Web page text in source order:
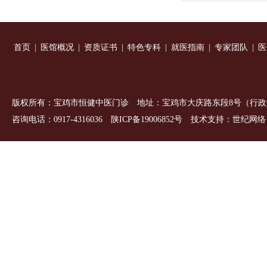
首页 医馆概况 资质证书 特色专科 就医指南 专家团队
版权所有 ： 宝鸡市恒健中医门诊 地址：宝鸡市大庆路东段8号（行
咨询电话：0917-4316036
陕ICP备19006852号 技术支持： 世纪网络